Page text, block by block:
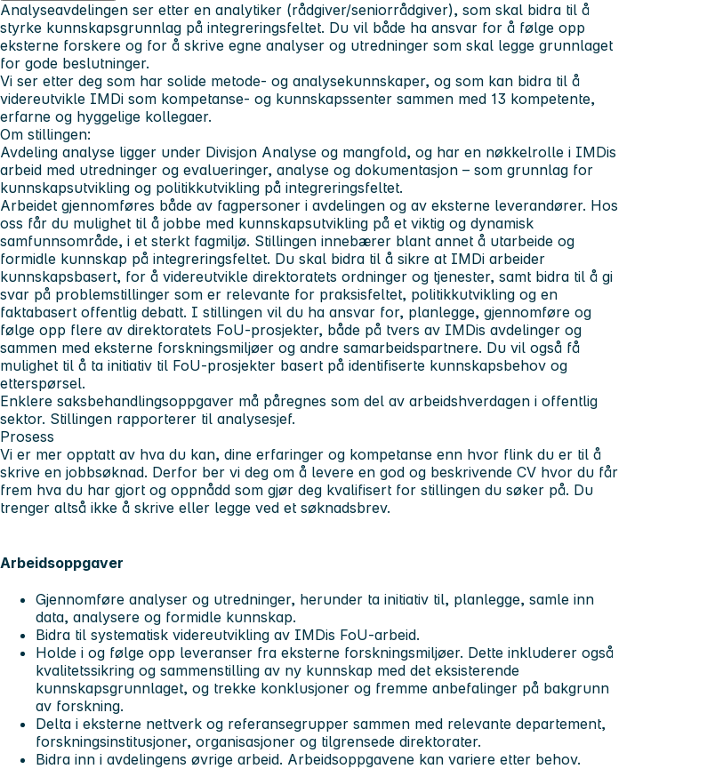
Analyseavdelingen ser etter en analytiker (rådgiver/seniorrådgiver), som skal bidra til å
styrke kunnskapsgrunnlag på integreringsfeltet. Du vil både ha ansvar for å følge opp
eksterne forskere og for å skrive egne analyser og utredninger som skal legge grunnlaget
for gode beslutninger.
Vi ser etter deg som har solide metode- og analysekunnskaper, og som kan bidra til å
videreutvikle IMDi som kompetanse- og kunnskapssenter sammen med 13 kompetente,
erfarne og hyggelige kollegaer.
Om stillingen:
Avdeling analyse ligger under Divisjon Analyse og mangfold, og har en nøkkelrolle i IMDis
arbeid med utredninger og evalueringer, analyse og dokumentasjon – som grunnlag for
kunnskapsutvikling og politikkutvikling på integreringsfeltet.
Arbeidet gjennomføres både av fagpersoner i avdelingen og av eksterne leverandører. Hos
oss får du mulighet til å jobbe med kunnskapsutvikling på et viktig og dynamisk
samfunnsområde, i et sterkt fagmiljø. Stillingen innebærer blant annet å utarbeide og
formidle kunnskap på integreringsfeltet. Du skal bidra til å sikre at IMDi arbeider
kunnskapsbasert, for å videreutvikle direktoratets ordninger og tjenester, samt bidra til å gi
svar på problemstillinger som er relevante for praksisfeltet, politikkutvikling og en
faktabasert offentlig debatt. I stillingen vil du ha ansvar for, planlegge, gjennomføre og
følge opp flere av direktoratets FoU-prosjekter, både på tvers av IMDis avdelinger og
sammen med eksterne forskningsmiljøer og andre samarbeidspartnere. Du vil også få
mulighet til å ta initiativ til FoU-prosjekter basert på identifiserte kunnskapsbehov og
etterspørsel.
Enklere saksbehandlingsoppgaver må påregnes som del av arbeidshverdagen i offentlig
sektor. Stillingen rapporterer til analysesjef.
Prosess
Vi er mer opptatt av hva du kan, dine erfaringer og kompetanse enn hvor flink du er til å
skrive en jobbsøknad. Derfor ber vi deg om å levere en god og beskrivende CV hvor du får
frem hva du har gjort og oppnådd som gjør deg kvalifisert for stillingen du søker på. Du
trenger altså ikke å skrive eller legge ved et søknadsbrev.
Arbeidsoppgaver
Gjennomføre analyser og utredninger, herunder ta initiativ til, planlegge, samle inn
data, analysere og formidle kunnskap.
Bidra til systematisk videreutvikling av IMDis FoU-arbeid.
Holde i og følge opp leveranser fra eksterne forskningsmiljøer. Dette inkluderer også
kvalitetssikring og sammenstilling av ny kunnskap med det eksisterende
kunnskapsgrunnlaget, og trekke konklusjoner og fremme anbefalinger på bakgrunn
av forskning.
Delta i eksterne nettverk og referansegrupper sammen med relevante departement,
forskningsinstitusjoner, organisasjoner og tilgrensede direktorater.
Bidra inn i avdelingens øvrige arbeid. Arbeidsoppgavene kan variere etter behov.